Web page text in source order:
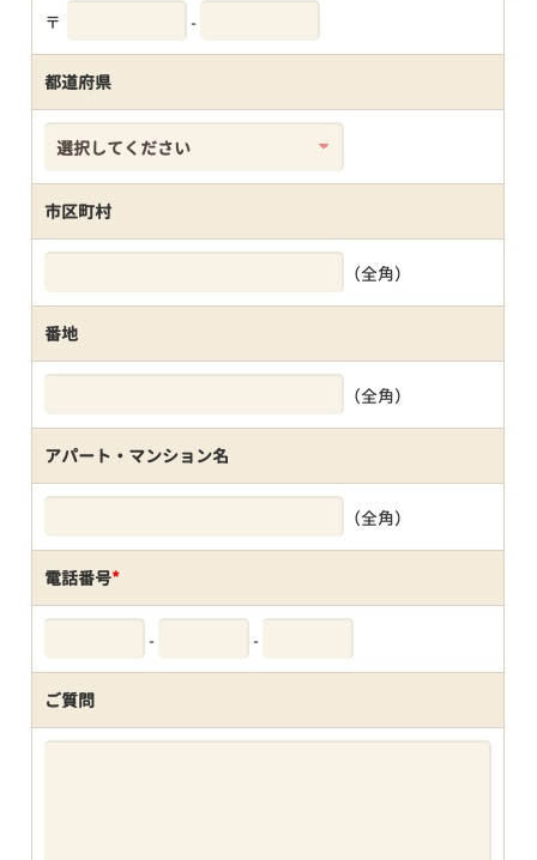
〒 -
都道府県
市区町村
（全角）
番地
（全角）
アパート・マンション名
（全角）
電話番号*
- -
ご質問